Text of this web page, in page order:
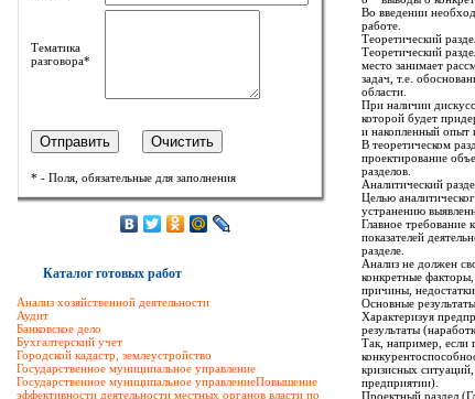
Тематика
разговора*
* - Поля, обязательные для заполнения
Каталог готовых работ
Анализ хозяйственной деятельности
Аудит
Банковское дело
Бухгалтерский учет
Городской кадастр, землеустройство
Государственное муниципальное управление
Государственное муниципальное управлениеПовышение
эффективности деятельности местных органов власти по
Во введении
работе.
Теоретический
Теоретический
место занимает
задач, т.е.
области.
При наличии
которой будет
и накопленный опыт
В теоретическом
проектирование
разделов.
Аналитический
Целью
устранению
Главное требование
показателей
разделе.
Анализ не должен
конкретные
причины,
Основные
Характеризуя
результаты
Так, например, если
кризисных
предприятии).
Проектный раздел